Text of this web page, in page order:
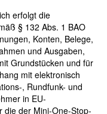
erfolgt die
§ 132 Abs. 1 BAO
Konten, Belege,
und Ausgaben,
Grundstücken und für
mit elektronisch
, Rundfunk- und
in EU-
die der Mini-One-Stop-